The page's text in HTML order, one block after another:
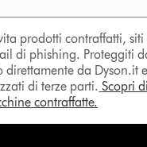
prodotti contraffatti, siti
di phishing. Proteggiti
direttamente da Dyson.it
di terze parti. Scopri
contraffatte.